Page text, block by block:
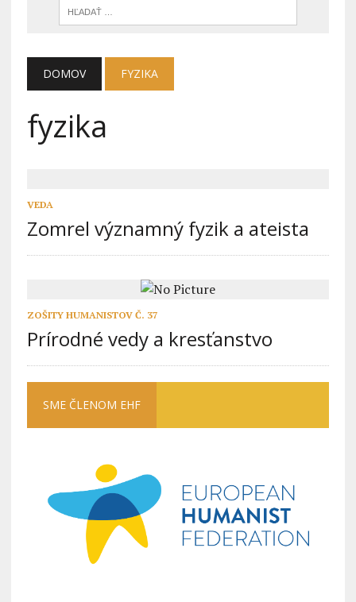
DOMOV FYZIKA
fyzika
VEDA
Zomrel významný fyzik a ateista
ZOŠITY HUMANISTOV Č. 37
Prírodné vedy a kresťanstvo
SME ČLENOM EHF